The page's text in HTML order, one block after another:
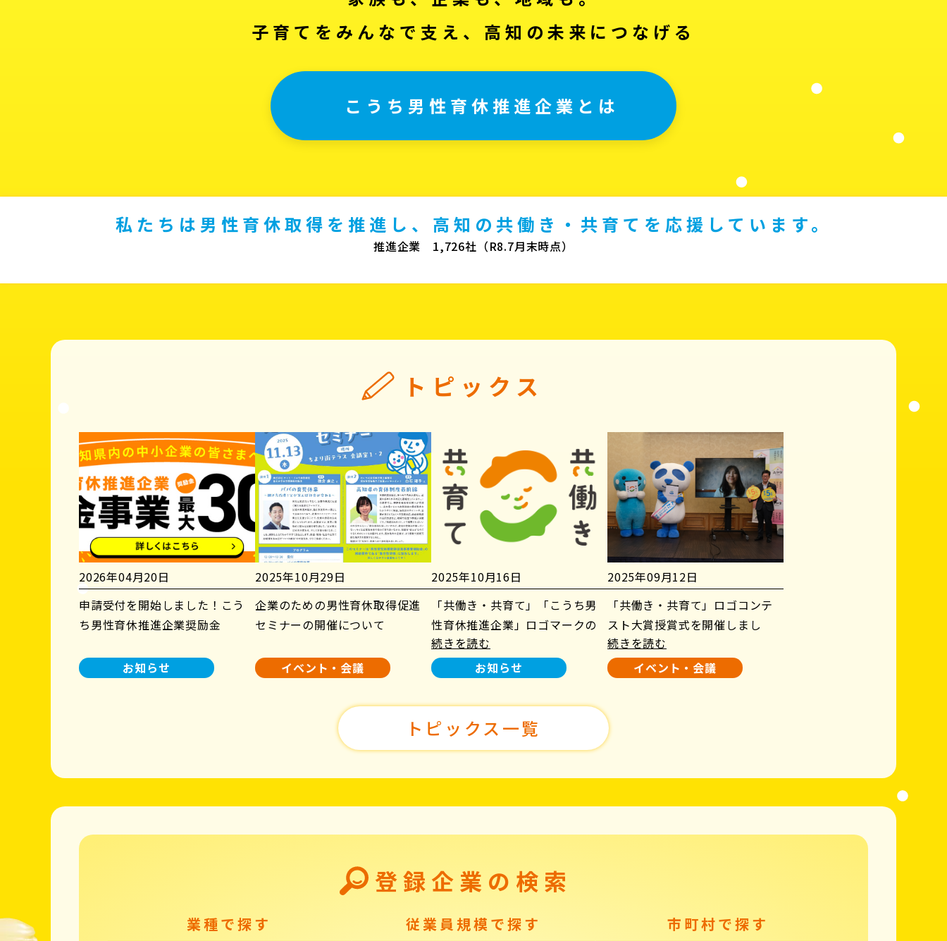
子育てをみんなで支え、高知の未来につなげる
こうち男性育休推進企業とは
私たちは男性育休取得を推進し、高知の共働き・共育てを応援しています。
推進企業 1,726社（R8.7月末時点）
トピックス
2026年04月20日
申請受付を開始しました！こう
ち男性育休推進企業奨励金
お知らせ
2025年10月29日
企業のための男性育休取得促進
セミナーの開催について
イベント・会議
2025年10月16日
「共働き・共育て」「こうち男
性育休推進企業」ロゴマークの
使用について
続きを読む
お知らせ
2025年09月12日
「共働き・共育て」ロゴコンテ
スト大賞授賞式を開催しまし
た！
続きを読む
イベント・会議
トピックス一覧
登録企業の検索
業種で探す 従業員規模で探す 市町村で探す